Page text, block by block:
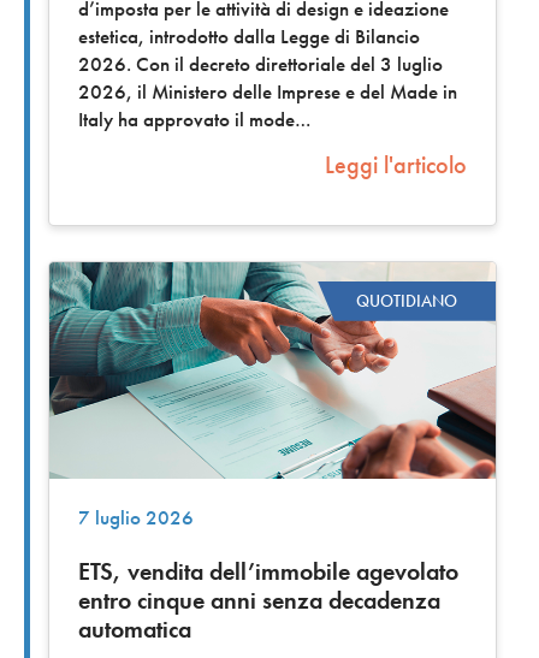
d’imposta per le attività di design e ideazione
estetica, introdotto dalla Legge di Bilancio
2026. Con il decreto direttoriale del 3 luglio
2026, il Ministero delle Imprese e del Made in
Italy ha approvato il mode
Leggi l'articolo
QUOTIDIANO
7 luglio 2026
ETS, vendita dell’immobile agevolato
entro cinque anni senza decadenza
automatica